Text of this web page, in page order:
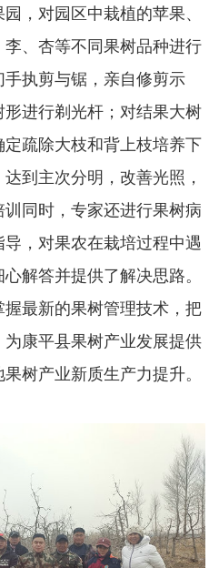
，对园区中栽植的苹果、
、杏等不同果树品种进行
执剪与锯，亲自修剪示
进行剃光杆；对结果大树
疏除大枝和背上枝培养下
到主次分明，改善光照，
同时，专家还进行果树病
，对果农在栽培过程中遇
解答并提供了解决思路。
最新的果树管理技术，把
康平县果树产业发展提供
树产业新质生产力提升。